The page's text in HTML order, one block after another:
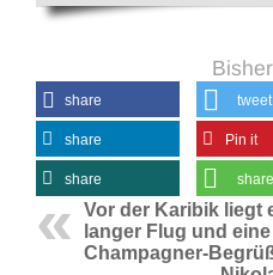
share tweet
share Pin it
share share
Vor der Karibik liegt
langer Flug und eine
Champagner-